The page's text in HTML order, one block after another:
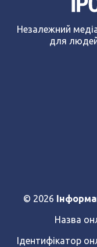
Незалежний
для
© 2026
Назва
Ідентифікатор